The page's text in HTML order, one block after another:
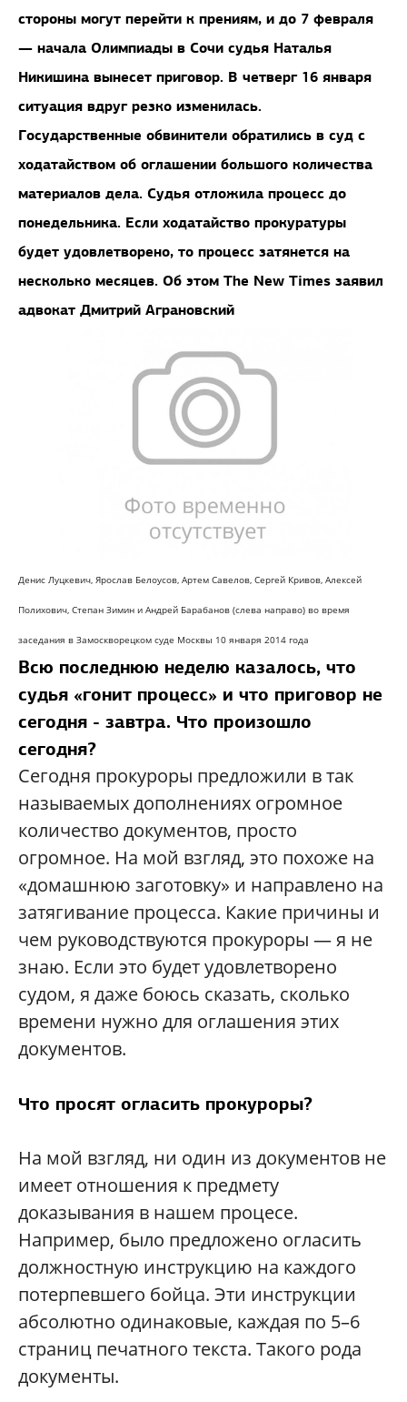
стороны могут перейти к прениям, и до 7 февраля
— начала Олимпиады в Сочи судья Наталья
Никишина вынесет приговор. В четверг 16 января
ситуация вдруг резко изменилась.
Государственные обвинители обратились в суд с
ходатайством об оглашении большого количества
материалов дела. Судья отложила процесс до
понедельника. Если ходатайство прокуратуры
будет удовлетворено, то процесс затянется на
несколько месяцев. Об этом The New Times заявил
адвокат Дмитрий Аграновский
Денис Луцкевич, Ярослав Белоусов, Артем Савелов, Сергей Кривов, Алексей
Полихович, Степан Зимин и Андрей Барабанов (слева направо) во время
заседания в Замоскворецком суде Москвы 10 января 2014 года
Всю последнюю неделю казалось, что
судья «гонит процесс» и что приговор не
сегодня - завтра. Что произошло
сегодня?
Сегодня прокуроры предложили в так
называемых дополнениях огромное
количество документов, просто
огромное. На мой взгляд, это похоже на
«домашнюю заготовку» и направлено на
затягивание процесса. Какие причины и
чем руководствуются прокуроры — я не
знаю. Если это будет удовлетворено
судом, я даже боюсь сказать, сколько
времени нужно для оглашения этих
документов.
Что просят огласить прокуроры?
На мой взгляд, ни один из документов не
имеет отношения к предмету
доказывания в нашем процесе.
Например, было предложено огласить
должностную инструкцию на каждого
потерпевшего бойца. Эти инструкции
абсолютно одинаковые, каждая по 5–6
страниц печатного текста. Такого рода
документы.